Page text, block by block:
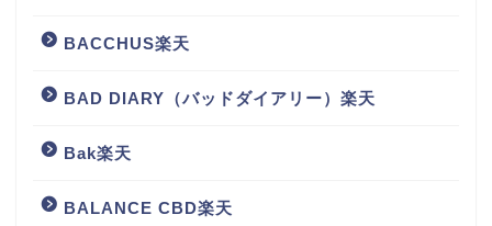
BACCHUS楽天
BAD DIARY（バッドダイアリー）楽天
Bak楽天
BALANCE CBD楽天